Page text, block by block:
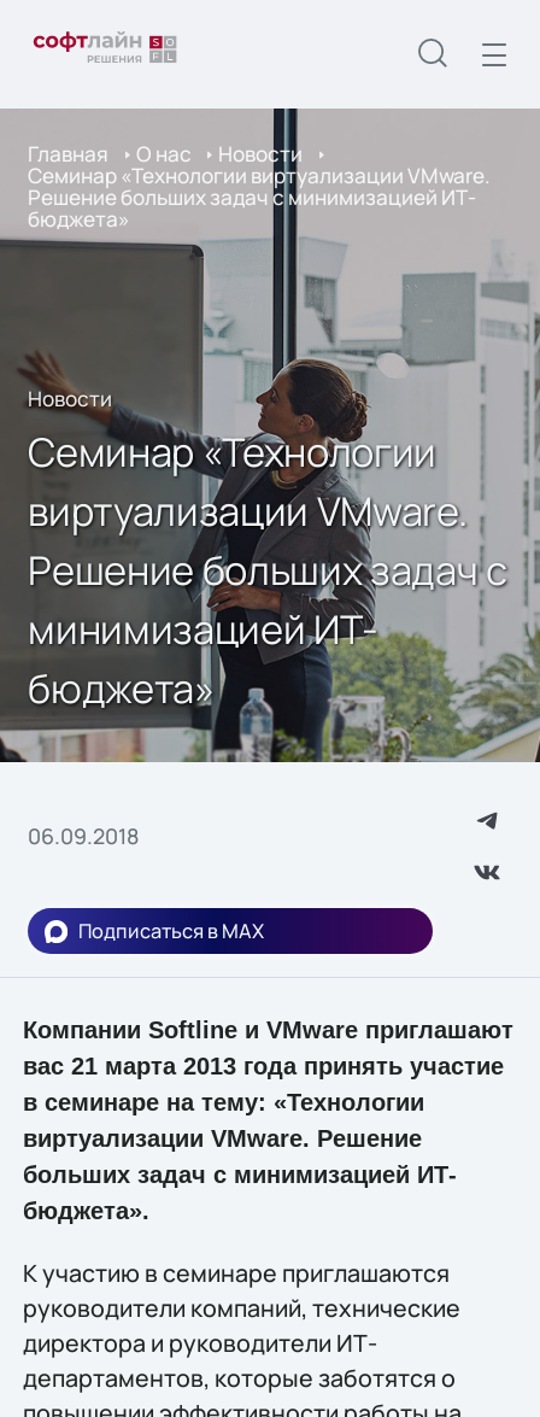
Главная О нас Новости
Семинар «Технологии виртуализации VMware.
Решение больших задач с минимизацией ИТ-
бюджета»
Новости
Семинар «Технологии
виртуализации VMware.
Решение больших задач с
минимизацией ИТ-
бюджета»
06.09.2018
Подписаться в MAX
Компании Softline и VMware приглашают
вас 21 марта 2013 года принять участие
в семинаре на тему: «Технологии
виртуализации VMware. Решение
больших задач с минимизацией ИТ-
бюджета».
К участию в семинаре приглашаются
руководители компаний, технические
директора и руководители ИТ-
департаментов, которые заботятся о